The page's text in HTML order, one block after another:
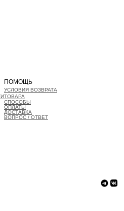
ПОМОЩЬ
УСЛОВИЯ ВОЗВРАТА
ТОВАРА
СПОСОБЫ
ОПЛАТЫ
ДОСТАВКА
ВОПРОС / ОТВЕТ